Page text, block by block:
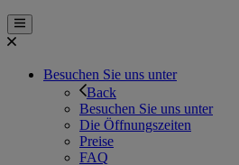
Besuchen Sie uns unter
Back
Besuchen Sie uns unter
Die Öffnungszeiten
Preise
FAQ